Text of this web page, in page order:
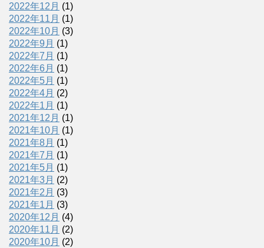
2022年12月 (1)
2022年11月 (1)
2022年10月 (3)
2022年9月 (1)
2022年7月 (1)
2022年6月 (1)
2022年5月 (1)
2022年4月 (2)
2022年1月 (1)
2021年12月 (1)
2021年10月 (1)
2021年8月 (1)
2021年7月 (1)
2021年5月 (1)
2021年3月 (2)
2021年2月 (3)
2021年1月 (3)
2020年12月 (4)
2020年11月 (2)
2020年10月 (2)